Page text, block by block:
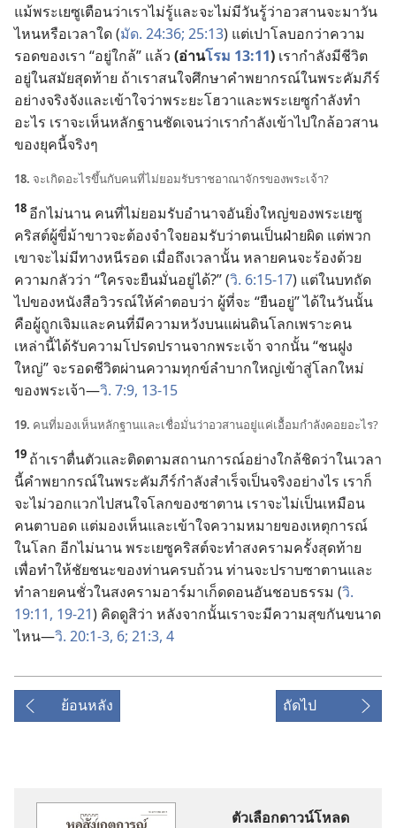
แม้พระเยซูเตือนว่าเราไม่รู้และจะไม่มีวันรู้ว่าอวสานจะมาวัน
ไหนหรือเวลาใด (มัด. 24:36; 25:13) แต่เปาโลบอกว่าความ
รอดของเรา “อยู่ใกล้” แล้ว (อ่านโรม 13:11) เรากำลังมีชีวิต
อยู่ในสมัยสุดท้าย ถ้าเราสนใจศึกษาคำพยากรณ์ในพระคัมภีร์
อย่างจริงจังและเข้าใจว่าพระยะโฮวาและพระเยซูกำลังทำ
อะไร เราจะเห็นหลักฐานชัดเจนว่าเรากำลังเข้าไปใกล้อวสาน
ของยุคนี้จริงๆ
18. จะเกิดอะไรขึ้นกับคนที่ไม่ยอมรับราชอาณาจักรของพระเจ้า?
18 อีกไม่นาน คนที่ไม่ยอมรับอำนาจอันยิ่งใหญ่ของพระเยซู
คริสต์ผู้ขี่ม้าขาวจะต้องจำใจยอมรับว่าตนเป็นฝ่ายผิด แต่พวก
เขาจะไม่มีทางหนีรอด เมื่อถึงเวลานั้น หลายคนจะร้องด้วย
ความกลัวว่า “ใครจะยืนมั่นอยู่ได้?” (วิ. 6:15-17) แต่ในบทถัด
ไปของหนังสือวิวรณ์ให้คำตอบว่า ผู้ที่จะ “ยืนอยู่” ได้ในวันนั้น
คือผู้ถูกเจิมและคนที่มีความหวังบนแผ่นดินโลกเพราะคน
เหล่านี้ได้รับความโปรดปรานจากพระเจ้า จากนั้น “ชนฝูง
ใหญ่” จะรอดชีวิตผ่านความทุกข์ลำบากใหญ่เข้าสู่โลกใหม่
ของพระเจ้า—วิ. 7:9, 13-15
19. คนที่มองเห็นหลักฐานและเชื่อมั่นว่าอวสานอยู่แค่เอื้อมกำลังคอยอะไร?
19 ถ้าเราตื่นตัวและติดตามสถานการณ์อย่างใกล้ชิดว่าในเวลา
นี้คำพยากรณ์ในพระคัมภีร์กำลังสำเร็จเป็นจริงอย่างไร เราก็
จะไม่วอกแวกไปสนใจโลกของซาตาน เราจะไม่เป็นเหมือน
คนตาบอด แต่มองเห็นและเข้าใจความหมายของเหตุการณ์
ในโลก อีกไม่นาน พระเยซูคริสต์จะทำสงครามครั้งสุดท้าย
เพื่อทำให้ชัยชนะของท่านครบถ้วน ท่านจะปราบซาตานและ
ทำลายคนชั่วในสงครามอาร์มาเก็ดดอนอันชอบธรรม (วิ.
19:11, 19-21) คิดดูสิว่า หลังจากนั้นเราจะมีความสุขกันขนาด
ไหน—วิ. 20:1-3, 6; 21:3, 4
ย้อนหลัง ถัดไป
ตัวเลือกดาวน์โหลด